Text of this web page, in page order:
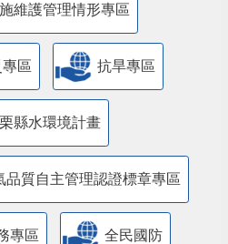
維護管理情形專區
區 抗旱專區
縣水環境計畫
品質自主管理認證標章專區
專區 全民國防